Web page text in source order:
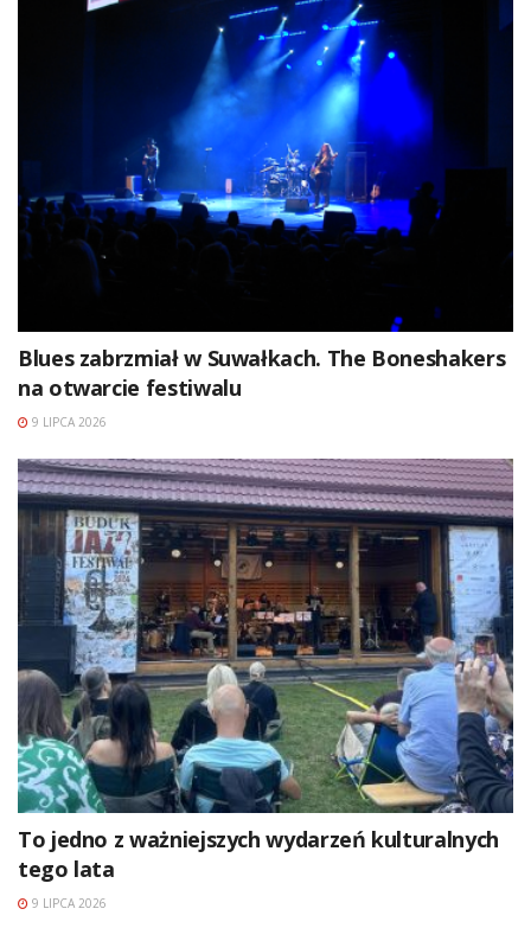
Blues zabrzmiał w Suwałkach. The Boneshakers
na otwarcie festiwalu
9 LIPCA 2026
To jedno z ważniejszych wydarzeń kulturalnych
tego lata
9 LIPCA 2026